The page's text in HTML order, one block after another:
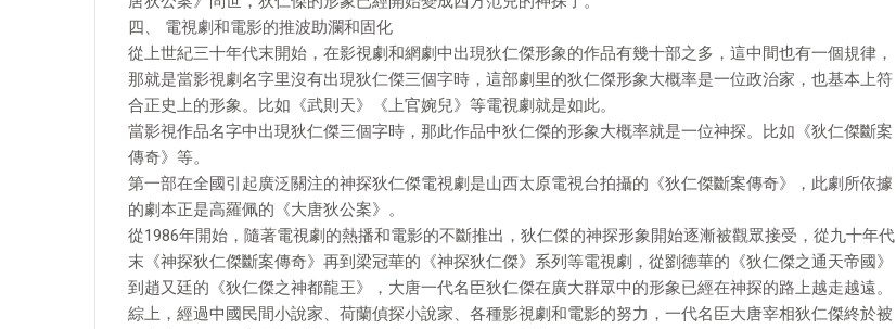
四、 電視劇和電影的推波助瀾和固化
從上世紀三十年代末開始，在影視劇和網劇中出現狄仁傑形象的作品有幾十部之多，這中間也有一個規律，
那就是當影視劇名字里沒有出現狄仁傑三個字時，這部劇里的狄仁傑形象大概率是一位政治家，也基本上符
合正史上的形象。比如《武則天》《上官婉兒》等電視劇就是如此。
當影視作品名字中出現狄仁傑三個字時，那此作品中狄仁傑的形象大概率就是一位神探。比如《狄仁傑斷案
傳奇》等。
第一部在全國引起廣泛關注的神探狄仁傑電視劇是山西太原電視台拍攝的《狄仁傑斷案傳奇》，此劇所依據
的劇本正是高羅佩的《大唐狄公案》。
從1986年開始，隨著電視劇的熱播和電影的不斷推出，狄仁傑的神探形象開始逐漸被觀眾接受，從九十年代
末《神探狄仁傑斷案傳奇》再到梁冠華的《神探狄仁傑》系列等電視劇，從劉德華的《狄仁傑之通天帝國》
到趙又廷的《狄仁傑之神都龍王》，大唐一代名臣狄仁傑在廣大群眾中的形象已經在神探的路上越走越遠。
綜上，經過中國民間小說家、荷蘭偵探小說家、各種影視劇和電影的努力，一代名臣大唐宰相狄仁傑終於被